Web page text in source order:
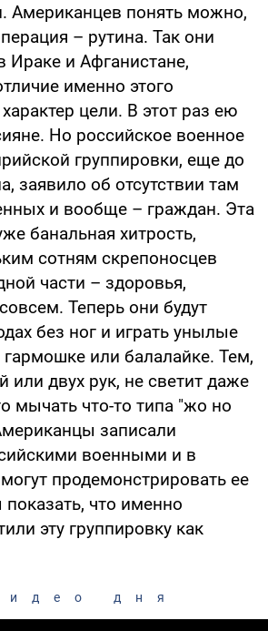
Американцев понять можно,
– рутина. Так они
Ираке и Афганистане,
именно этого
цели. В этот раз ею
Но российское военное
группировки, еще до
заявило об отсутствии там
и вообще – граждан. Эта
банальная хитрость,
сотням скрепоносцев
части – здоровья,
Теперь они будут
без ног и играть унылые
гармошке или балалайке. Тем,
или двух рук, не светит даже
мычать что-то типа "жо но
записали
военными и в
продемонстрировать ее
показать, что именно
эту группировку как
дня